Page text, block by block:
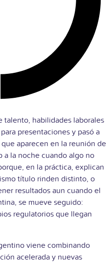
talento, habilidades laborales
presentaciones y pasó a
aparecen en la reunión de
a la noche cuando algo no
en la práctica, explican
título rinden distinto, o
resultados aun cuando el
se mueve seguido:
regulatorios que llegan
viene combinando
acelerada y nuevas